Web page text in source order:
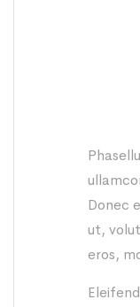
Donec
ut,
eros,